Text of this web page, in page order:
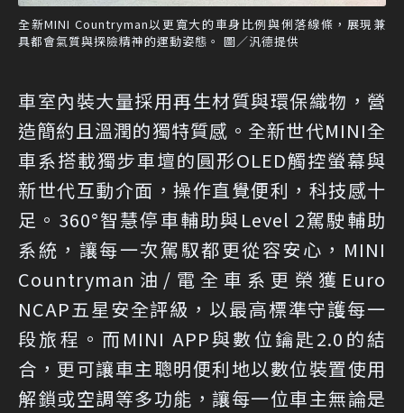
全新MINI Countryman以更寬大的車身比例與俐落線條，展現兼
具都會氣質與探險精神的運動姿態。 圖／汎德提供
車室內裝大量採用再生材質與環保織物，營
造簡約且溫潤的獨特質感。全新世代MINI全
車系搭載獨步車壇的圓形OLED觸控螢幕與
新世代互動介面，操作直覺便利，科技感十
足。360°智慧停車輔助與Level 2駕駛輔助
系統，讓每一次駕馭都更從容安心，MINI
Countryman油/電全車系更榮獲Euro
NCAP五星安全評級，以最高標準守護每一
段旅程。而MINI APP與數位鑰匙2.0的結
合，更可讓車主聰明便利地以數位裝置使用
解鎖或空調等多功能，讓每一位車主無論是